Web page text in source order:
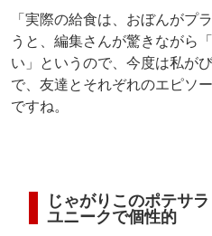
「実際の給食は、おぼんがプ
うと、編集さんが驚きながら
い」というので、今度は私が
で、友達とそれぞれのエピソ
ですね。
じゃがりこのポテサ
ユニークで個性的